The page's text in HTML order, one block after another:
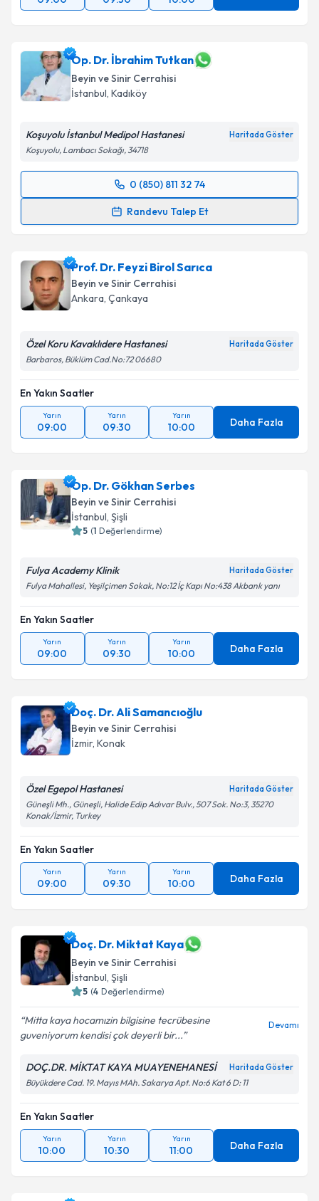
Op. Dr. İbrahim Tutkan
Beyin ve Sinir Cerrahisi
İstanbul, Kadıköy
Koşuyolu İstanbul Medipol Hastanesi Haritada Göster
Koşuyolu, Lambacı Sokağı, 34718
0 (850) 811 32 74
Randevu Talep Et
Randevu Takvimi Talebi
takvim hazırlandığında e-posta ile bilgilendireceğiz.
E-posta Adresiniz
Kişisel verilerimin işlenmesine ilişkin
Metni'ni okudum ve kişisel verilerimin belirtilen
kapsamda işlenmesini kabul ediyorum.
Takvim Talebini Gönder
Prof. Dr. Feyzi Birol Sarıca
Beyin ve Sinir Cerrahisi
Ankara, Çankaya
Özel Koru Kavaklıdere Hastanesi Haritada Göster
Barbaros, Büklüm Cad.No:72 06680
En Yakın Saatler
Yarın
09:00
Yarın
09:30
Yarın
10:00 Daha Fazla
Op. Dr. Gökhan Serbes
Beyin ve Sinir Cerrahisi
İstanbul, Şişli
5 (1 Değerlendirme)
Fulya Academy Klinik Haritada Göster
Fulya Mahallesi, Yeşilçimen Sokak, No:12 İç Kapı No:438 Akbank yanı
En Yakın Saatler
Yarın
09:00
Yarın
09:30
Yarın
10:00 Daha Fazla
Doç. Dr. Ali Samancıoğlu
Beyin ve Sinir Cerrahisi
İzmir, Konak
Özel Egepol Hastanesi Haritada Göster
Güneşli Mh., Güneşli, Halide Edip Adıvar Bulv., 507 Sok. No:3, 35270
Konak/İzmir, Turkey
En Yakın Saatler
Yarın
09:00
Yarın
09:30
Yarın
10:00 Daha Fazla
Doç. Dr. Miktat Kaya
Beyin ve Sinir Cerrahisi
İstanbul, Şişli
5 (4 Değerlendirme)
Mitta kaya hocamızin bilgisine tecrübesine
guveniyorum kendisi çok deyerli bir...
Devamı
DOÇ.DR. MİKTAT KAYA MUAYENEHANESİ Haritada Göster
Büyükdere Cad. 19. Mayıs MAh. Sakarya Apt. No:6 Kat 6 D: 11
En Yakın Saatler
Yarın
10:00
Yarın
10:30
Yarın
11:00 Daha Fazla